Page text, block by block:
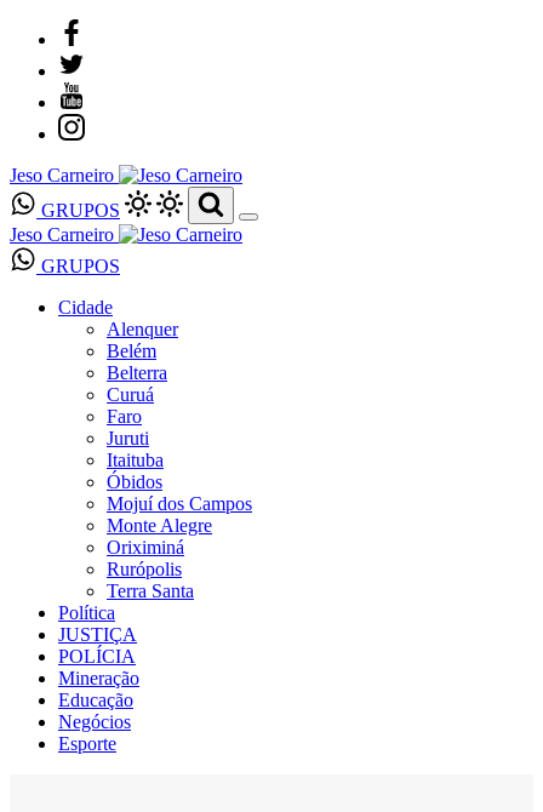
Jeso Carneiro
GRUPOS
Jeso Carneiro
GRUPOS
Cidade
Alenquer
Belém
Belterra
Curuá
Faro
Juruti
Itaituba
Óbidos
Mojuí dos Campos
Monte Alegre
Oriximiná
Rurópolis
Terra Santa
Política
JUSTIÇA
POLÍCIA
Mineração
Educação
Negócios
Esporte